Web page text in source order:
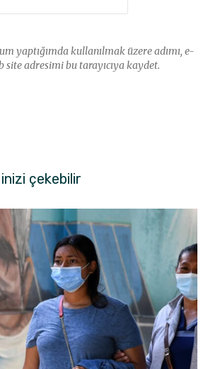
yaptığımda kullanılmak üzere adımı, e-
site adresimi bu tarayıcıya kaydet.
çekebilir